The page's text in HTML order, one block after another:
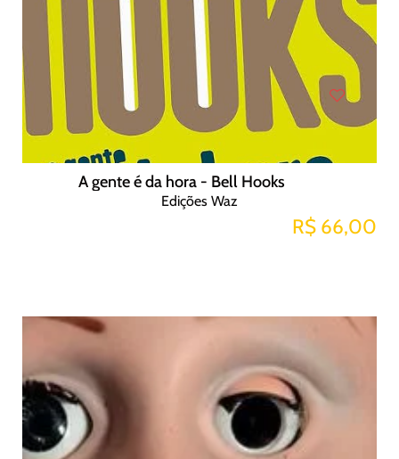
A gente é da hora - Bell Hooks
Edições Waz
R$ 66,00